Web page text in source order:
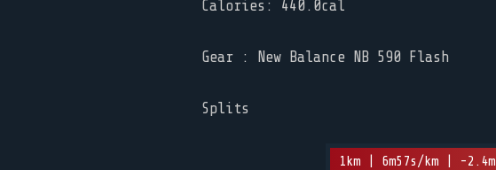
Calories: 440.0cal
Gear : New Balance NB 590 Flash
Splits
1km | 6m57s/km | -2.4m